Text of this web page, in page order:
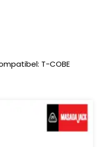
T-COBE